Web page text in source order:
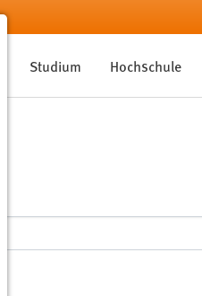
Studium Hochschule